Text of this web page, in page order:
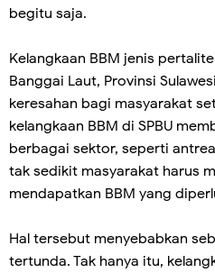
begitu saja.
Kelangkaan BBM jenis
Banggai Laut, Provinsi
keresahan bagi masyarakat
kelangkaan BBM di SPBU
berbagai sektor, seperti
tak sedikit masyarakat harus
mendapatkan BBM yang
Hal tersebut menyebabkan
tertunda. Tak hanya itu,